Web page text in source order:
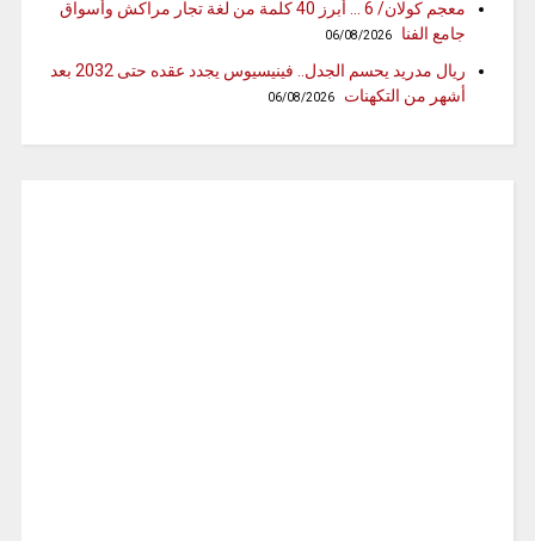
معجم كولان/ 6 … أبرز 40 كلمة من لغة تجار مراكش وأسواق
جامع الفنا
06/08/2026
ريال مدريد يحسم الجدل.. فينيسيوس يجدد عقده حتى 2032 بعد
أشهر من التكهنات
06/08/2026